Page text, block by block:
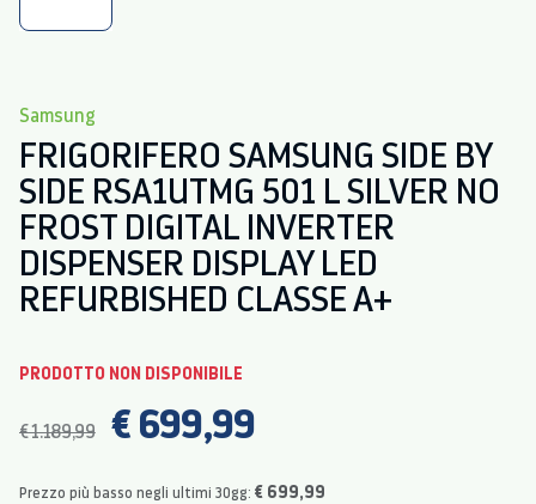
Samsung
FRIGORIFERO SAMSUNG SIDE BY
SIDE RSA1UTMG 501 L SILVER NO
FROST DIGITAL INVERTER
DISPENSER DISPLAY LED
REFURBISHED CLASSE A+
PRODOTTO NON DISPONIBILE
€ 1.189,99 € 699,99
Prezzo più basso negli ultimi 30gg: € 699,99